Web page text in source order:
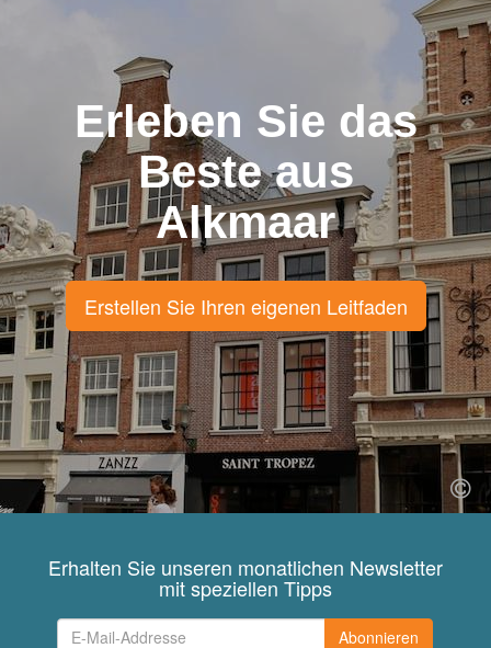
Erleben Sie das
Beste aus
Alkmaar
Erstellen Sie Ihren eigenen Leitfaden
Erhalten Sie unseren monatlichen Newsletter
mit speziellen Tipps
Abonnieren